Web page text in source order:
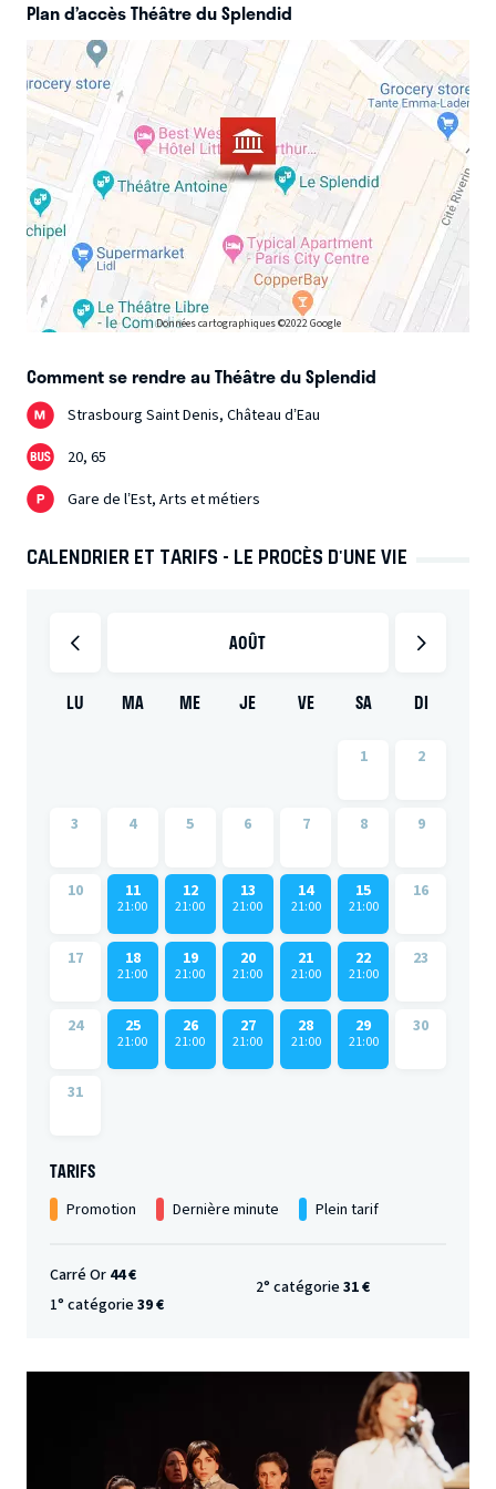
l’Histoire.Texte Lauréat de l’Aide à la Création ARTCENA –
Œuvre librement inspirée de la vie de Gisèle Halimi et de “Le
procès de Bobigny – Choisir la cause des femmes” ©
EDITIONS GALLIMARD
Plan d’accès Théâtre du Splendid
Données cartographiques ©2022 Google
Comment se rendre au Théâtre du Splendid
Strasbourg Saint Denis, Château d’Eau
20, 65
Gare de l’Est, Arts et métiers
CALENDRIER ET TARIFS - LE PROCÈS D'UNE VIE
AOÛT
LU MA ME JE VE SA DI
1 2
3 4 5 6 7 8 9
10 11
21:00
12
21:00
13
21:00
14
21:00
15
21:00
16
17 18
21:00
19
21:00
20
21:00
21
21:00
22
21:00
23
24 25
21:00
26
21:00
27
21:00
28
21:00
29
21:00
30
31
TARIFS
Promotion Dernière minute Plein tarif
Carré Or 44 €
1° catégorie39 €
2° catégorie 31 €